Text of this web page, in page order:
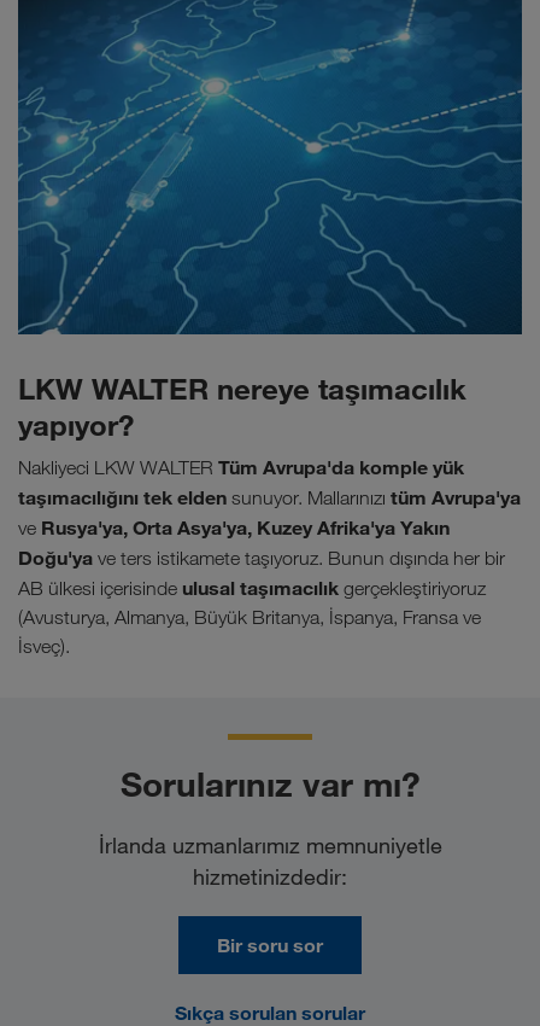
LKW WALTER nereye taşımacılık
yapıyor?
Nakliyeci LKW WALTER Tüm Avrupa'da komple yük
taşımacılığını tek elden sunuyor. Mallarınızı tüm Avrupa'ya
ve Rusya'ya, Orta Asya'ya, Kuzey Afrika'ya Yakın
Doğu'ya ve ters istikamete taşıyoruz. Bunun dışında her bir
AB ülkesi içerisinde ulusal taşımacılık gerçekleştiriyoruz
(Avusturya, Almanya, Büyük Britanya, İspanya, Fransa ve
İsveç).
Sorularınız var mı?
İrlanda uzmanlarımız memnuniyetle
hizmetinizdedir:
Bir soru sor
Sıkça sorulan sorular